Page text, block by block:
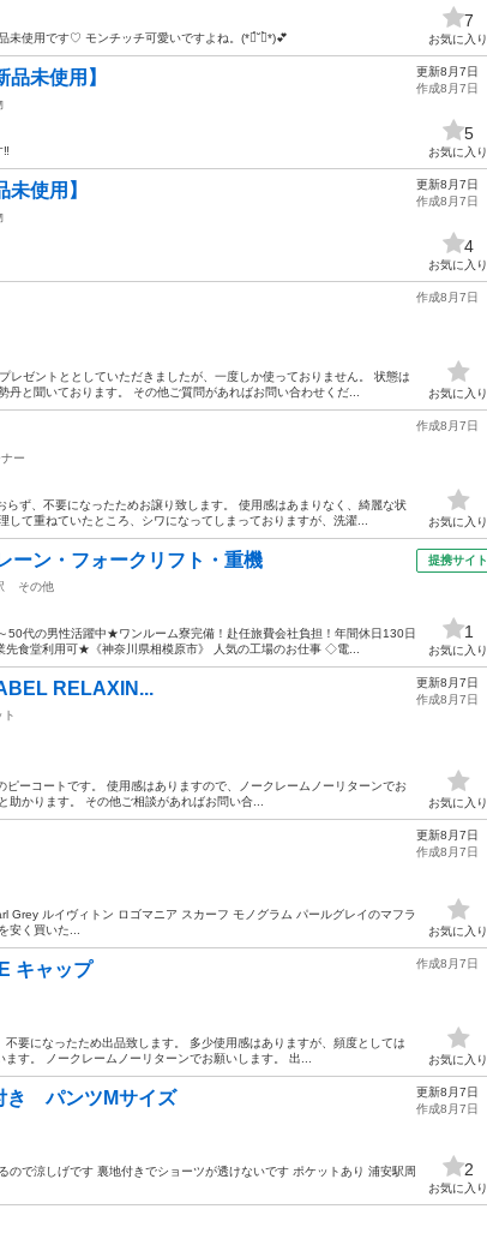
使用です♡ モンチッチ可愛いですよね。(*ฅ́˘ฅ̀*)💕
7
お気に入り
未使用】
‼️
更新8月7日
作成8月7日
5
お気に入り
使用】
更新8月7日
作成8月7日
4
お気に入り
レゼントととしていただきましたが、一度しか使っておりません。 状態は
と聞いております。 その他ご質問があればお問い合わせくだ...
作成8月7日
お気に入り
ー
ず、不要になったためお譲り致します。 使用感はあまりなく、綺麗な状
て重ねていたところ、シワになってしまっておりますが、洗濯...
作成8月7日
お気に入り
ン・フォークリフト・重機
その他
50代の男性活躍中★ワンルーム寮完備！赴任旅費会社負担！年間休日130日
食堂利用可★《神奈川県相模原市》 人気の工場のお仕事 ◇電...
提携サイト
1
お気に入り
RELAXIN...
ト
ーコートです。 使用感はありますので、ノークレームノーリターンでお
助かります。 その他ご相談があればお問い合...
更新8月7日
作成8月7日
お気に入り
ルイヴィトン ロゴマニア スカーフ モノグラム パールグレイのマフラ
安く買いた...
更新8月7日
作成8月7日
お気に入り
キャップ
要になったため出品致します。 多少使用感はありますが、頻度としては
す。 ノークレームノーリターンでお願いします。 出...
作成8月7日
お気に入り
き パンツMサイズ
で涼しげです 裏地付きでショーツが透けないです ポケットあり 浦安駅周
更新8月7日
作成8月7日
2
お気に入り